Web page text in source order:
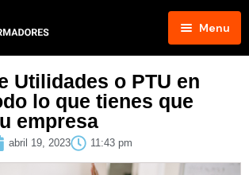
Menu
Blog
Podcast
Utilidades o PTU en
lo que tienes que
empresa
abril 19, 2023 11:43 pm